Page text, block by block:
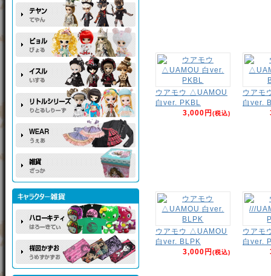
ウアモウ △UAMOU
白ver. PKBL
3,000円(税込)
ウアモ
白ver.
ウアモウ △UAMOU
白ver. BLPK
3,000円(税込)
ウアモ
白ver.